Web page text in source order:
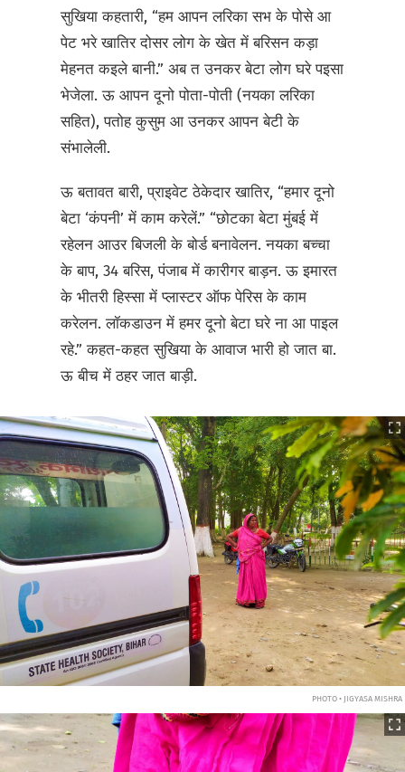
सुखिया कहतारी, “हम आपन लरिका सभ के पोसे आ
पेट भरे खातिर दोसर लोग के खेत में बरिसन कड़ा
मेहनत कइले बानी.” अब त उनकर बेटा लोग घरे पइसा
भेजेला. ऊ आपन दूनो पोता-पोती (नयका लरिका
सहित), पतोह कुसुम आ उनकर आपन बेटी के
संभालेली.
ऊ बतावत बारी, प्राइवेट ठेकेदार खातिर, “हमार दूनो
बेटा ‘कंपनी’ में काम करेलें.” “छोटका बेटा मुंबई में
रहेलन आउर बिजली के बोर्ड बनावेलन. नयका बच्चा
के बाप, 34 बरिस, पंजाब में कारीगर बाड़न. ऊ इमारत
के भीतरी हिस्सा में प्लास्टर ऑफ पेरिस के काम
करेलन. लॉकडाउन में हमर दूनो बेटा घरे ना आ पाइल
रहे.” कहत-कहत सुखिया के आवाज भारी हो जात बा.
ऊ बीच में ठहर जात बाड़ी.
PHOTO • JIGYASA MISHRA